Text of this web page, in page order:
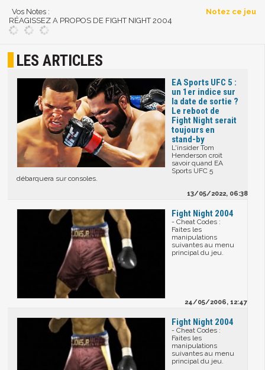
Vos Notes :
Notez ce jeu
RÉAGISSEZ A PROPOS DE FIGHT NIGHT 2004
LES ARTICLES
EA Sports UFC 5 :
un 1er indice sur
la date de sortie ?
Le reboot de
Fight Night serait
toujours en
stand-by
L'insider Tom
Henderson croit
savoir quand EA
Sports UFC 5
débarquera sur consoles.
13/05/2022, 06:38
Fight Night 2004
- Cheat Codes :
Faites les
manipulations
suivantes au menu
principal du jeu.
24/05/2006, 12:47
Fight Night 2004
- Cheat Codes :
Faites les
manipulations
suivantes au menu
principal du jeu.